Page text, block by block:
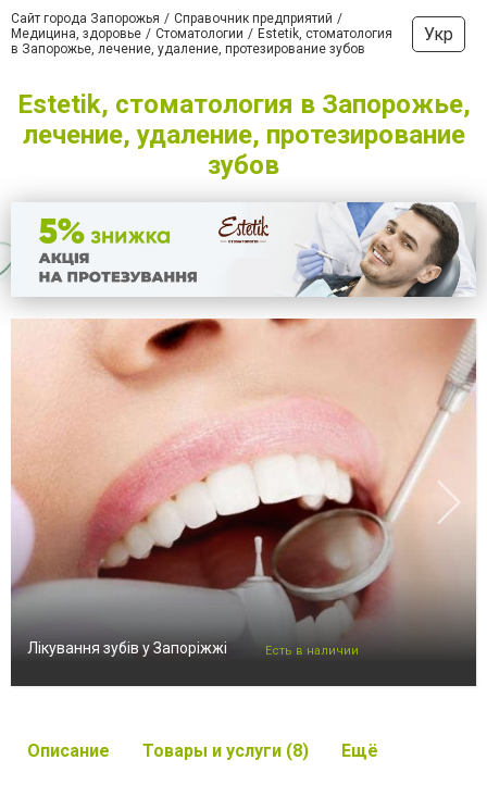
Сайт города Запорожья
Справочник предприятий
Медицина, здоровье
Стоматологии
Estetik, стоматология
в Запорожье, лечение, удаление, протезирование зубов
Укр
Estetik, стоматология в Запорожье,
лечение, удаление, протезирование
зубов
Лікування зубів у Запоріжжі Есть в наличии
Описание Товары и услуги (8) Ещё